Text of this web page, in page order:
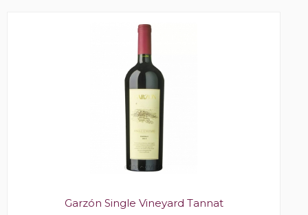
Garzón Single Vineyard Tannat